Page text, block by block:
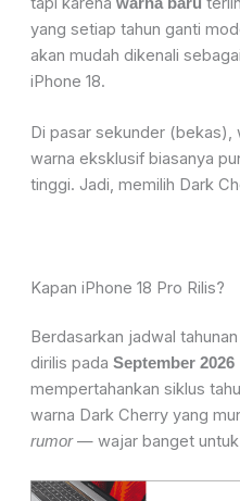
yang setiap tahun ganti
akan mudah dikenali
iPhone 18.
Di pasar sekunder (bekas),
warna eksklusif biasanya
tinggi. Jadi, memilih Dark
Kapan iPhone 18 Pro Rilis?
Berdasarkan jadwal
dirilis pada September 2026
mempertahankan siklus
warna Dark Cherry yang
rumor— wajar banget untuk